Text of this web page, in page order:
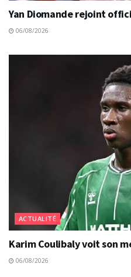
Yan Diomande rejoint
06/08/2026
ACTUALITÉ
Karim Coulibaly voit son
06/08/2026